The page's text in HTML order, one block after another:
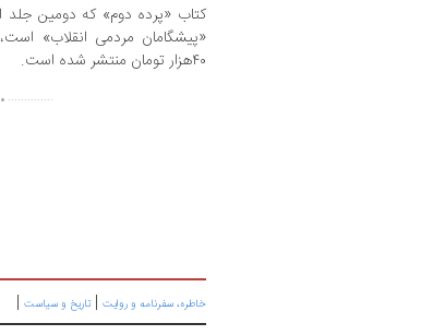
کتاب «پرده دوم» که دومین جلد
۴۰هزار تومان منتشر شده است.
. ..............
خاطره، سفرنامه‌ و روایت | تاریخ و سیاست |